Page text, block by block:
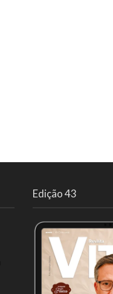
Edição 43